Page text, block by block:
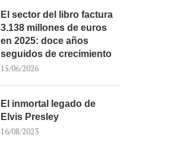
El sector del libro factura
3.138 millones de euros
en 2025: doce años
seguidos de crecimiento
15/06/2026
El inmortal legado de
Elvis Presley
16/08/2023